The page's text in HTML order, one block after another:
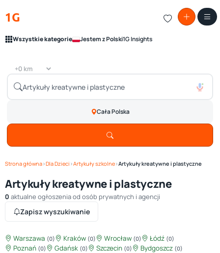
1G
Wszystkie kategorie Jestem z Polski1G Insights
Cała Polska
Strona główna›Dla Dzieci ›Artykuły szkolne›Artykuły kreatywne i plastyczne
Artykuły kreatywne i plastyczne
0 aktualne ogłoszenia od osób prywatnych i agencji
Zapisz wyszukiwanie
Warszawa (0) Kraków (0) Wrocław (0) Łódź (0)
Poznań (0) Gdańsk (0) Szczecin (0) Bydgoszcz (0)